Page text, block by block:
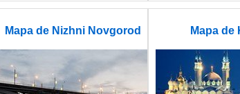
Mapa de Nizhni Novgorod Mapa de